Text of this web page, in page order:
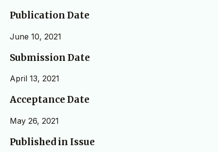
Publication Date
June 10, 2021
Submission Date
April 13, 2021
Acceptance Date
May 26, 2021
Published in Issue